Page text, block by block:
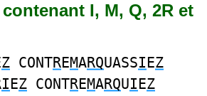
I, M, Q, 2R et
Z CONTREMARQUASSIEZ
IEZ CONTREMARQUIEZ